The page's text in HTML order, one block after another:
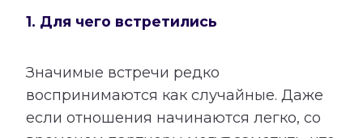
1. Для чего встретились
Значимые встречи редко
воспринимаются как случайные. Даже
если отношения начинаются легко, со